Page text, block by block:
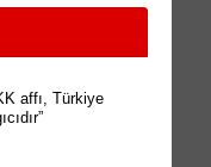
affı, Türkiye